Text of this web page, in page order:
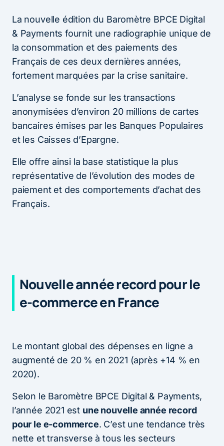
La nouvelle édition du Baromètre BPCE Digital
& Payments fournit une radiographie unique de
la consommation et des paiements des
Français de ces deux dernières années,
fortement marquées par la crise sanitaire.
L’analyse se fonde sur les transactions
anonymisées d’environ 20 millions de cartes
bancaires émises par les Banques Populaires
et les Caisses d’Epargne.
Elle offre ainsi la base statistique la plus
représentative de l’évolution des modes de
paiement et des comportements d’achat des
Français.
Nouvelle année record pour le
e-commerce en France
Le montant global des dépenses en ligne a
augmenté de 20 % en 2021 (après +14 % en
2020).
Selon le Baromètre BPCE Digital & Payments,
l’année 2021 est une nouvelle année record
pour le e-commerce. C’est une tendance très
nette et transverse à tous les secteurs